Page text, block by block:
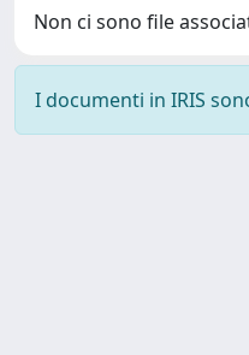
Non ci sono file
I documenti in IRIS